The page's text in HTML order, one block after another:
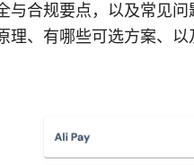
合规要点，以及常见
、有哪些可选方案、以